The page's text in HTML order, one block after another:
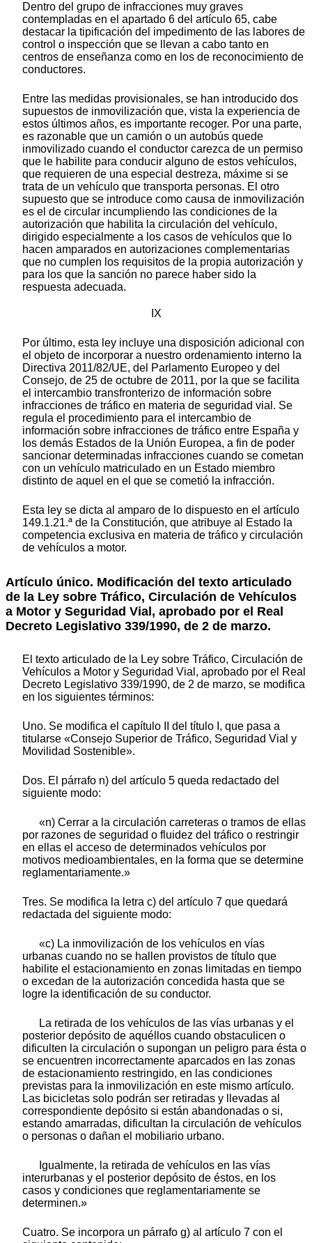
Dentro del grupo de infracciones muy graves
contempladas en el apartado 6 del artículo 65, cabe
destacar la tipificación del impedimento de las labores de
control o inspección que se llevan a cabo tanto en
centros de enseñanza como en los de reconocimiento de
conductores.
Entre las medidas provisionales, se han introducido dos
supuestos de inmovilización que, vista la experiencia de
estos últimos años, es importante recoger. Por una parte,
es razonable que un camión o un autobús quede
inmovilizado cuando el conductor carezca de un permiso
que le habilite para conducir alguno de estos vehículos,
que requieren de una especial destreza, máxime si se
trata de un vehículo que transporta personas. El otro
supuesto que se introduce como causa de inmovilización
es el de circular incumpliendo las condiciones de la
autorización que habilita la circulación del vehículo,
dirigido especialmente a los casos de vehículos que lo
hacen amparados en autorizaciones complementarias
que no cumplen los requisitos de la propia autorización y
para los que la sanción no parece haber sido la
respuesta adecuada.
IX
Por último, esta ley incluye una disposición adicional con
el objeto de incorporar a nuestro ordenamiento interno la
Directiva 2011/82/UE, del Parlamento Europeo y del
Consejo, de 25 de octubre de 2011, por la que se facilita
el intercambio transfronterizo de información sobre
infracciones de tráfico en materia de seguridad vial. Se
regula el procedimiento para el intercambio de
información sobre infracciones de tráfico entre España y
los demás Estados de la Unión Europea, a fin de poder
sancionar determinadas infracciones cuando se cometan
con un vehículo matriculado en un Estado miembro
distinto de aquel en el que se cometió la infracción.
Esta ley se dicta al amparo de lo dispuesto en el artículo
149.1.21.ª de la Constitución, que atribuye al Estado la
competencia exclusiva en materia de tráfico y circulación
de vehículos a motor.
Artículo único. Modificación del texto articulado
de la Ley sobre Tráfico, Circulación de Vehículos
a Motor y Seguridad Vial, aprobado por el Real
Decreto Legislativo 339/1990, de 2 de marzo.
El texto articulado de la Ley sobre Tráfico, Circulación de
Vehículos a Motor y Seguridad Vial, aprobado por el Real
Decreto Legislativo 339/1990, de 2 de marzo, se modifica
en los siguientes términos:
Uno. Se modifica el capítulo II del título I, que pasa a
titularse «Consejo Superior de Tráfico, Seguridad Vial y
Movilidad Sostenible».
Dos. El párrafo n) del artículo 5 queda redactado del
siguiente modo:
«n) Cerrar a la circulación carreteras o tramos de ellas
por razones de seguridad o fluidez del tráfico o restringir
en ellas el acceso de determinados vehículos por
motivos medioambientales, en la forma que se determine
reglamentariamente.»
Tres. Se modifica la letra c) del artículo 7 que quedará
redactada del siguiente modo:
«c) La inmovilización de los vehículos en vías
urbanas cuando no se hallen provistos de título que
habilite el estacionamiento en zonas limitadas en tiempo
o excedan de la autorización concedida hasta que se
logre la identificación de su conductor.
La retirada de los vehículos de las vías urbanas y el
posterior depósito de aquéllos cuando obstaculicen o
dificulten la circulación o supongan un peligro para ésta o
se encuentren incorrectamente aparcados en las zonas
de estacionamiento restringido, en las condiciones
previstas para la inmovilización en este mismo artículo.
Las bicicletas solo podrán ser retiradas y llevadas al
correspondiente depósito si están abandonadas o si,
estando amarradas, dificultan la circulación de vehículos
o personas o dañan el mobiliario urbano.
Igualmente, la retirada de vehículos en las vías
interurbanas y el posterior depósito de éstos, en los
casos y condiciones que reglamentariamente se
determinen.»
Cuatro. Se incorpora un párrafo g) al artículo 7 con el